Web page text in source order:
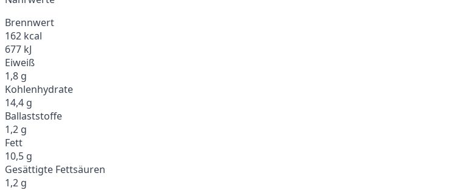
Brennwert
162 kcal
677 kJ
Eiweiß
1,8 g
Kohlenhydrate
14,4 g
Ballaststoffe
1,2 g
Fett
10,5 g
Gesättigte Fettsäuren
1,2 g